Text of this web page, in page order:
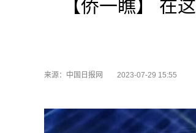
【侨一瞧】 在
来源：中国日报网 2023-07-29 15:55